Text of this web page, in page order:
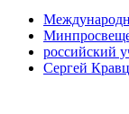
российский
Сергей